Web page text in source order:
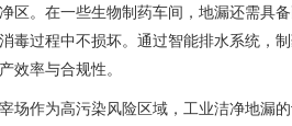
区。在一些生物制药车间，地漏还需具
毒过程中不损坏。通过智能排水系统，
效率与合规性。
场作为高污染风险区域，工业洁净地漏